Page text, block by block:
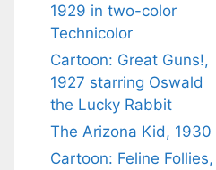
1929 in two-color
Technicolor
Cartoon: Great Guns!,
1927 starring Oswald
the Lucky Rabbit
The Arizona Kid, 1930
Cartoon: Feline Follies,